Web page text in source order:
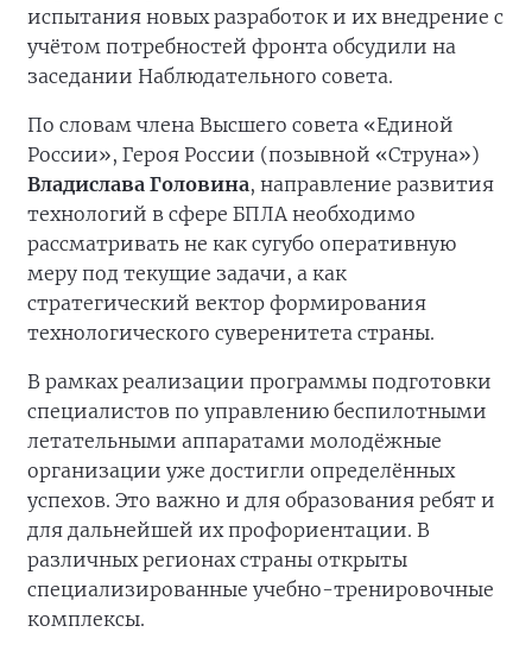
испытания новых разработок и их внедрение с
учётом потребностей фронта обсудили на
заседании Наблюдательного совета.
По словам члена Высшего совета «Единой
России», Героя России (позывной «Струна»)
Владислава Головина, направление развития
технологий в сфере БПЛА необходимо
рассматривать не как сугубо оперативную
меру под текущие задачи, а как
стратегический вектор формирования
технологического суверенитета страны.
В рамках реализации программы подготовки
специалистов по управлению беспилотными
летательными аппаратами молодёжные
организации уже достигли определённых
успехов. Это важно и для образования ребят и
для дальнейшей их профориентации. В
различных регионах страны открыты
специализированные учебно-тренировочные
комплексы.